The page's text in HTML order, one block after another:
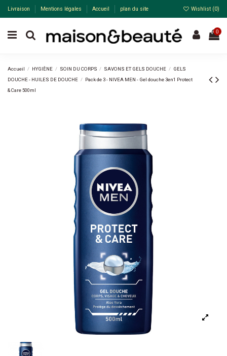
Livraison Mentions légales Accueil plan du site Wishlist (0)
0
Accueil HYGIÈNE SOIN DU CORPS SAVONS ET GELS DOUCHE
GELS
DOUCHE - HUILES DE DOUCHE
Pack de 3 - NIVEA MEN - Gel douche 3en1 Protect
& Care 500ml